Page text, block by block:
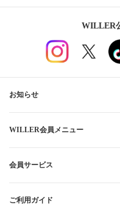
WILLER
お知らせ
WILLER会員メニュー
会員サービス
ご利用ガイド